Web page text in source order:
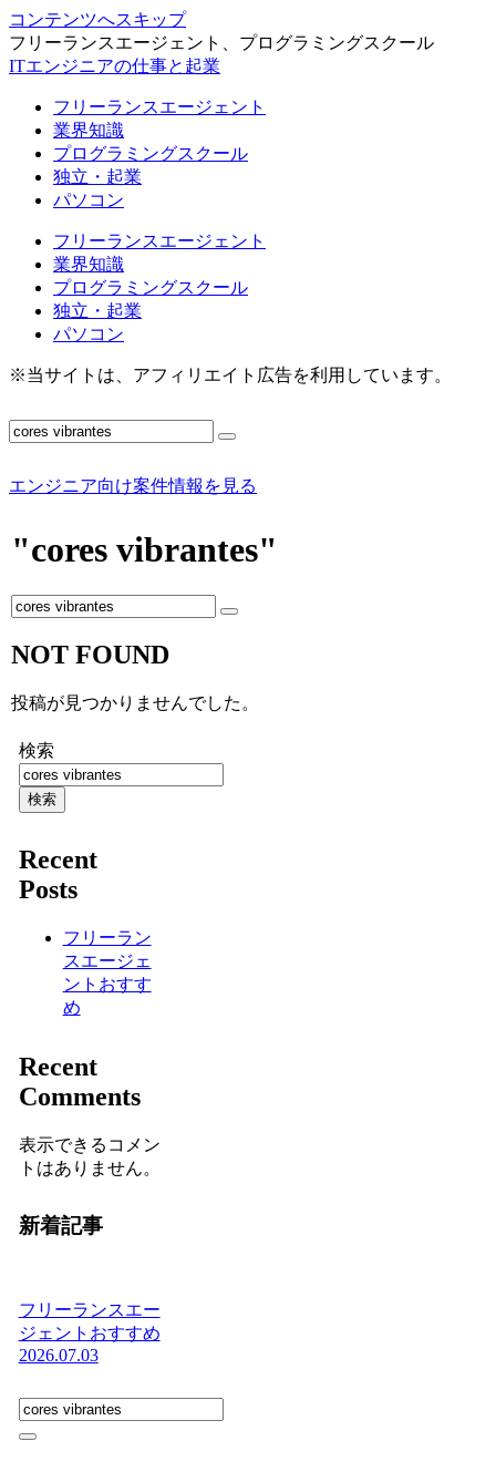
コンテンツへスキップ
フリーランスエージェント、プログラミングスクール
ITエンジニアの仕事と起業
フリーランスエージェント
業界知識
プログラミングスクール
独立・起業
パソコン
フリーランスエージェント
業界知識
プログラミングスクール
独立・起業
パソコン
※当サイトは、アフィリエイト広告を利用しています。
エンジニア向け案件情報を見る
"cores vibrantes"
NOT FOUND
投稿が見つかりませんでした。
検索
検索
Recent
Posts
フリーラン
スエージェ
ントおすす
め
Recent
Comments
表示できるコメン
トはありません。
新着記事
フリーランスエー
ジェントおすすめ
2026.07.03